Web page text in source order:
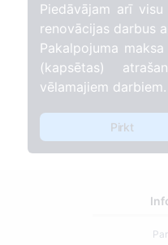
Piedāvājam arī
renovācijas darbus
Pakalpojuma
(kapsētas)
vēlamajiem darbiem.
Pirkt